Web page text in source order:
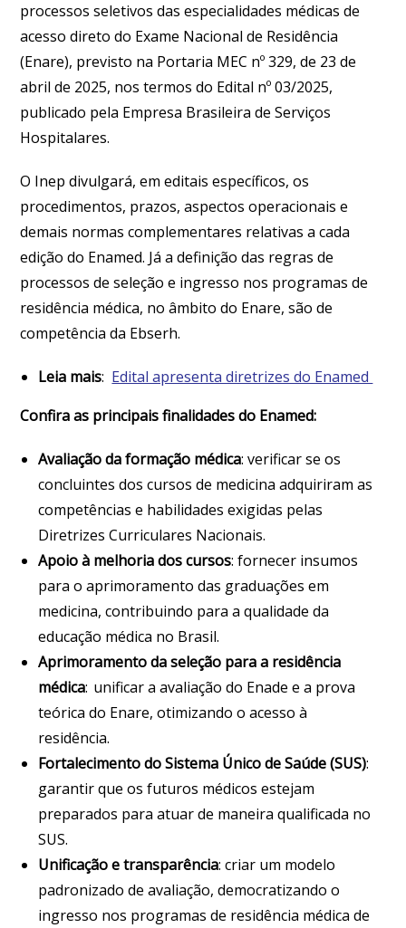
processos seletivos das especialidades médicas de
acesso direto do Exame Nacional de Residência
(Enare), previsto na Portaria MEC nº 329, de 23 de
abril de 2025, nos termos do Edital nº 03/2025,
publicado pela Empresa Brasileira de Serviços
Hospitalares.
O Inep divulgará, em editais específicos, os
procedimentos, prazos, aspectos operacionais e
demais normas complementares relativas a cada
edição do Enamed. Já a definição das regras de
processos de seleção e ingresso nos programas de
residência médica, no âmbito do Enare, são de
competência da Ebserh.
Leia mais: Edital apresenta diretrizes do Enamed
Confira as principais finalidades do Enamed:
Avaliação da formação médica: verificar se os
concluintes dos cursos de medicina adquiriram as
competências e habilidades exigidas pelas
Diretrizes Curriculares Nacionais.
Apoio à melhoria dos cursos: fornecer insumos
para o aprimoramento das graduações em
medicina, contribuindo para a qualidade da
educação médica no Brasil.
Aprimoramento da seleção para a residência
médica: unificar a avaliação do Enade e a prova
teórica do Enare, otimizando o acesso à
residência.
Fortalecimento do Sistema Único de Saúde (SUS):
garantir que os futuros médicos estejam
preparados para atuar de maneira qualificada no
SUS.
Unificação e transparência: criar um modelo
padronizado de avaliação, democratizando o
ingresso nos programas de residência médica de